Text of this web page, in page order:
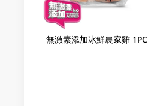
無激素添加冰鮮農家雞 1PC